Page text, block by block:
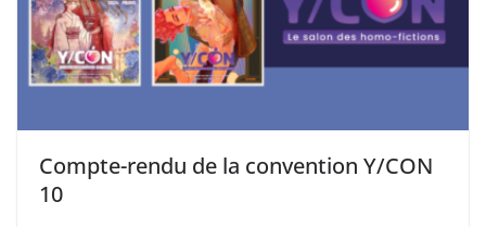
Compte-rendu de la convention Y/CON
10